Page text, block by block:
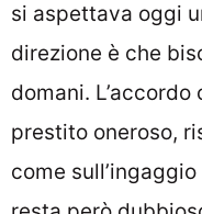
si aspettava oggi
direzione è che
domani. L’accordo
prestito oneroso,
come